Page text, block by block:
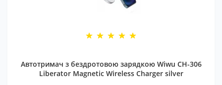
Автотримач з бездротовою зарядкою Wiwu CH-306
Liberator Magnetic Wireless Charger silver